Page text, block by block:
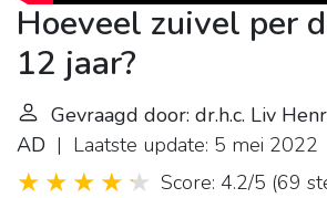
Hoeveel zuivel per
12 jaar?
Gevraagd door: dr.h.c. Liv
AD | Laatste update: 5 mei 2022
Score: 4.2/5 (69